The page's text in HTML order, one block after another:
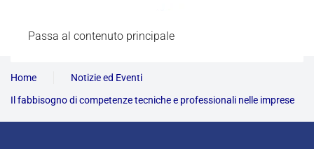
Passa al contenuto principale
Home
Notizie ed Eventi
Il fabbisogno di competenze tecniche e professionali nelle imprese